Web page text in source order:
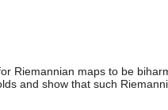
Riemannian maps to be
and show that such